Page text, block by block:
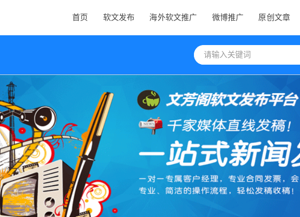
原创文章
微博推广
海外软文推广
软文发布
首页